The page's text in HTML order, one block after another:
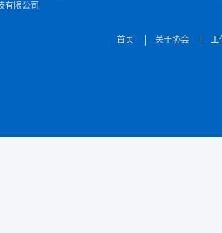
有限公司
首页 关于协会 工